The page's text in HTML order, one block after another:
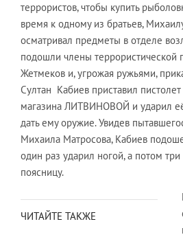
террористов, чтобы купить
время к одному из братьев,
осматривал предметы в отделе
подошли члены
Жетмеков и, угрожая ружьями,
Султан Кабиев приставил
магазина ЛИТВИНОВОЙ и ударил
дать ему оружие. Увидев
Михаила Матросова, Кабиев
один раз ударил ногой, а потом
поясницу.
ЧИТАЙТЕ ТАКЖЕ